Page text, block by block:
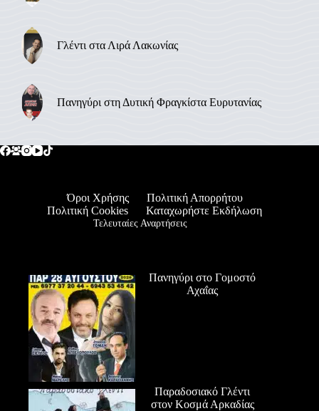
Γλέντι στα Λιρά Λακωνίας
Πανηγύρι στη Δυτική Φραγκίστα Ευρυτανίας
Όροι Χρήσης
Πολιτική Απορρήτου
Πολιτική Cookies
Καταχωρήστε Εκδήλωση
Τελευταίες Αναρτήσεις
Πανηγύρι στο Γομοστό
Αχαΐας
Παραδοσιακό Γλέντι
στον Κοσμά Αρκαδίας